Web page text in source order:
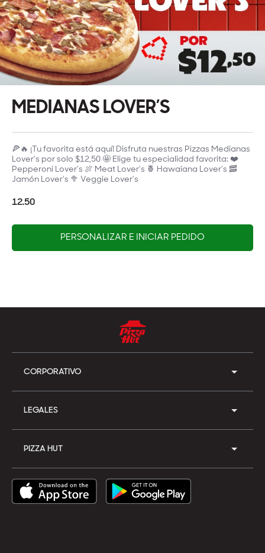
MEDIANAS LOVER’S
🍕🔥 ¡Tu favorita está aquí! Disfruta nuestras Pizzas Medianas
Lover’s por solo $12,50 🤩 Elige tu especialidad favorita: ❤️
Pepperoni Lover’s 🍖 Meat Lover’s 🍍 Hawaiana Lover’s 🥓
Jamón Lover’s 🥦 Veggie Lover’s
12.50
PERSONALIZAR E INICIAR PEDIDO
CORPORATIVO
LEGALES
PIZZA HUT